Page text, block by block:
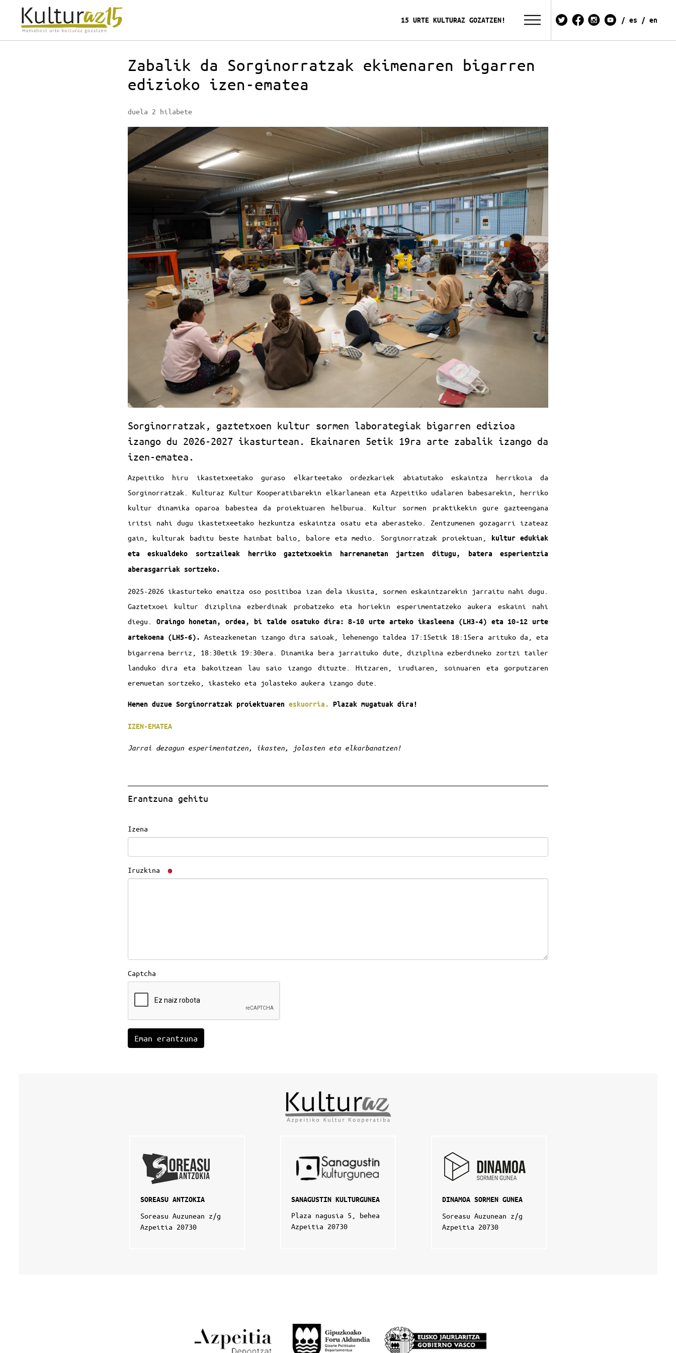
15 URTE KULTURAZ GOZATZEN! es en
Zabalik da Sorginorratzak ekimenaren bigarren
edizioko izen-ematea
duela 2 hilabete
Sorginorratzak, gaztetxoen kultur sormen laborategiak bigarren edizioa
izango du 2026-2027 ikasturtean. Ekainaren 5etik 19ra arte zabalik izango da
izen-ematea.
Azpeitiko hiru ikastetxeetako guraso elkarteetako ordezkariek abiatutako eskaintza herrikoia da
Sorginorratzak. Kulturaz Kultur Kooperatibarekin elkarlanean eta Azpeitiko udalaren babesarekin, herriko
kultur dinamika oparoa babestea da proiektuaren helburua. Kultur sormen praktikekin gure gazteengana
iritsi nahi dugu ikastetxeetako hezkuntza eskaintza osatu eta aberasteko. Zentzumenen gozagarri izateaz
gain, kulturak baditu beste hainbat balio, balore eta medio. Sorginorratzak proiektuan,
kultur edukiak
eta eskualdeko sortzaileak herriko gaztetxoekin harremanetan jartzen ditugu, batera esperientzia
aberasgarriak sortzeko.
2025-2026 ikasturteko emaitza oso positiboa izan dela ikusita, sormen eskaintzarekin jarraitu nahi dugu.
Gaztetxoei kultur diziplina ezberdinak probatzeko eta horiekin esperimentatzeko aukera eskaini nahi
diegu.
Oraingo honetan, ordea, bi talde osatuko dira: 8-10 urte arteko ikasleena (LH3-4) eta 10-12 urte
artekoena (LH5-6). Asteazkenetan izango dira saioak, lehenengo taldea 17:15etik 18:15era arituko da, eta
bigarrena berriz, 18:30etik 19:30era. Dinamika bera jarraituko dute, diziplina ezberdineko zortzi tailer
landuko dira eta bakoitzean lau saio izango dituzte. Hitzaren, irudiaren, soinuaren eta gorputzaren
eremuetan sortzeko, ikasteko eta jolasteko aukera izango dute.
Hemen duzue Sorginorratzak proiektuaren eskuorria. Plazak mugatuak dira!
IZEN-EMATEA
Jarrai dezagun esperimentatzen, ikasten, jolasten eta elkarbanatzen!
Erantzuna gehitu
Izena
Iruzkina
Captcha
SOREASU ANTZOKIA
Soreasu Auzunean z/g
Azpeitia 20730
SANAGUSTIN KULTURGUNEA
Plaza nagusia 5, behea
Azpeitia 20730
DINAMOA SORMEN GUNEA
Soreasu Auzunean z/g
Azpeitia 20730